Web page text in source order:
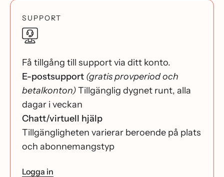
SUPPORT
Få tillgång till support via ditt konto.
E-postsupport (gratis provperiod och
betalkonton)Tillgänglig dygnet runt, alla
dagar i veckan
Chatt/virtuell hjälp
Tillgängligheten varierar beroende på plats
och abonnemangstyp
Logga in